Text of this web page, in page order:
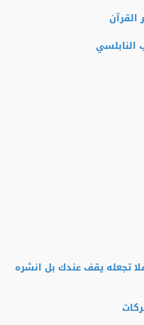
النابلسي
تجعله يقف عندك بل انشره